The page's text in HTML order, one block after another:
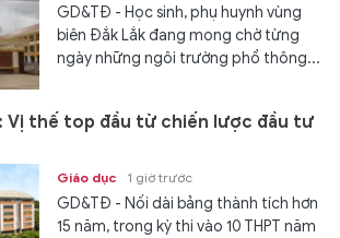
GD&TĐ - Học sinh, phụ huynh vùng
biên Đắk Lắk đang mong chờ từng
ngày những ngôi trường phổ thông...
Vị thế top đầu từ chiến lược đầu tư
Giáo dục 1 giờ trước
GD&TĐ - Nối dài bảng thành tích hơn
15 năm, trong kỳ thi vào 10 THPT năm